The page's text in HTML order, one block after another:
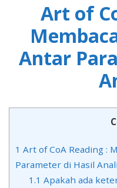
Art of
Antar
1 Art of CoA Reading :
Parameter di Hasil
1.1 Apakah ada